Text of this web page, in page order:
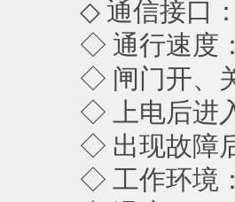
◇ 通信接口
◇ 通行速度
◇ 闸门开、
◇ 上电后进
◇ 出现故障
◇ 工作环境